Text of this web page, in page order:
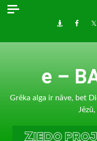
Skip
Draugiem
e –
Grēka alga ir nāve, bet